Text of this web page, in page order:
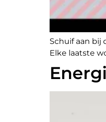
Schuif aan bij
Elke laatste